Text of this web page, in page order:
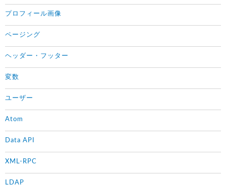
プロフィール画像
ページング
ヘッダー・フッター
変数
ユーザー
Atom
Data API
XML-RPC
LDAP